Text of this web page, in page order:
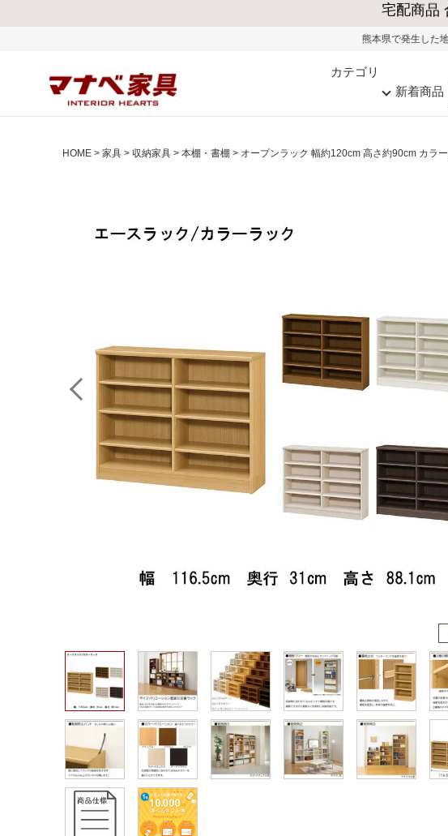
熊本県で発生した地震およびお盆期間中の
カテゴリ
新着商品
HOME 家具 収納家具 本棚・書棚 オープンラック 幅約120cm 高さ約90cm カラ